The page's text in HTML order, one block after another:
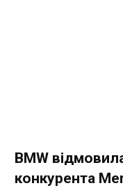
BMW
конкурента